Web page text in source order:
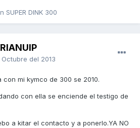
SUPER DINK 300
del 2013
mi kymco de 300 se 2010.
con ella se enciende el testigo de
a kitar el contacto y a ponerlo.YA NO